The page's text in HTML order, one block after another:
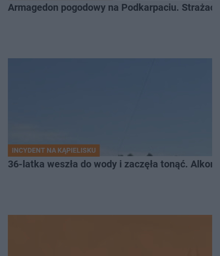
Armagedon pogodowy na Podkarpaciu.
INCYDENT NA KĄPIELISKU
36-latka weszła do wody i zaczęła tonąć.